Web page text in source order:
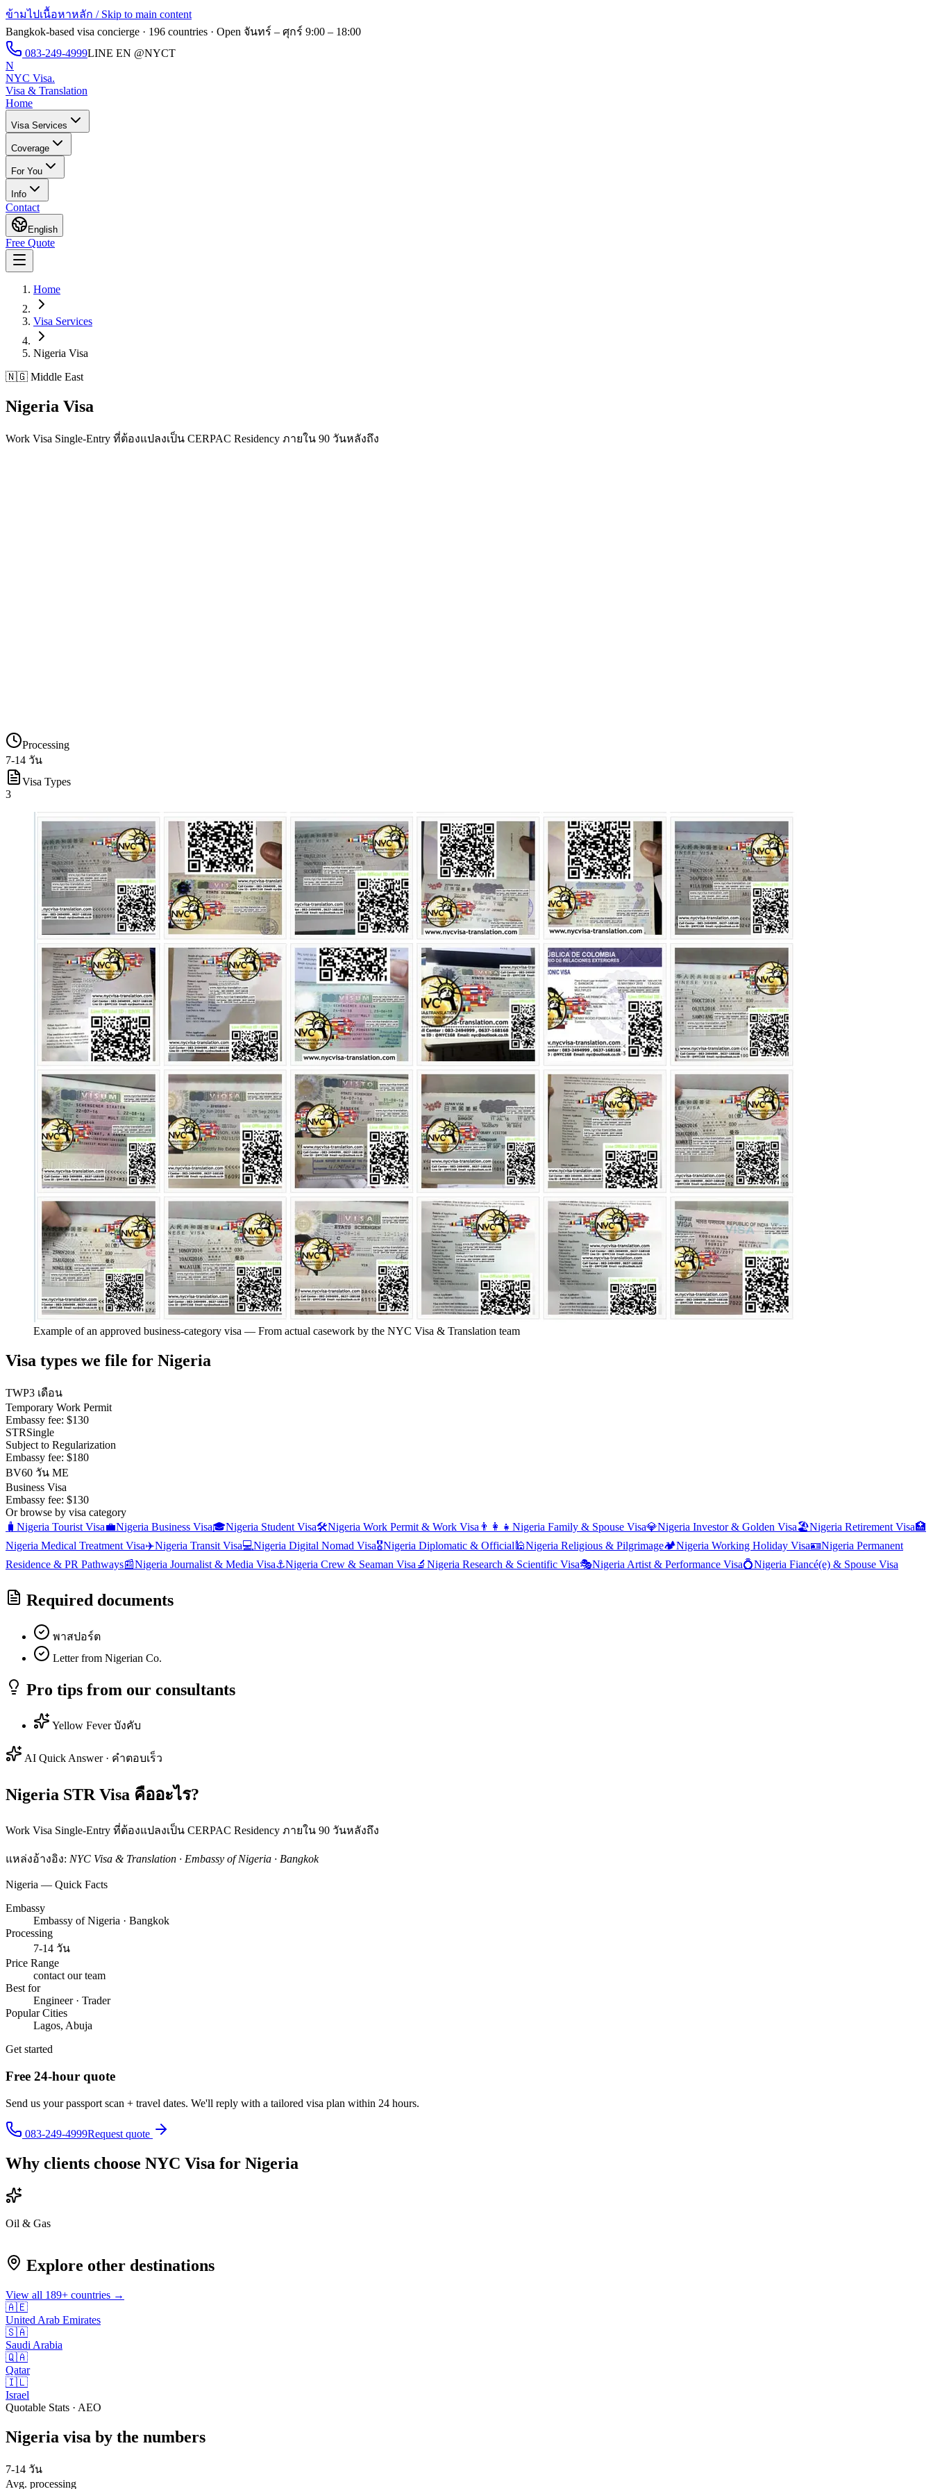
ข้ามไปเนื้อหาหลัก / Skip to main content
Bangkok-based visa concierge · 196 countries · Open จันทร์ – ศุกร์ 9:00 – 18:00
083-249-4999LINE EN @NYCT
N
NYC Visa.
Visa & Translation
Home
Visa Services
Coverage
For You
Info
Contact
English
Free Quote
Home
Visa Services
Nigeria Visa
🇳🇬 Middle East
Nigeria Visa
Work Visa Single-Entry ที่ต้องแปลงเป็น CERPAC Residency ภายใน 90 วันหลังถึง
Processing
7-14 วัน
Visa Types
3
Example of an approved business-category visa — From actual casework by the NYC Visa & Translation team
Visa types we file for Nigeria
TWP3 เดือน
Temporary Work Permit
Embassy fee: $130
STRSingle
Subject to Regularization
Embassy fee: $180
BV60 วัน ME
Business Visa
Embassy fee: $130
Or browse by visa category
🧳 Nigeria Tourist Visa💼Nigeria Business Visa🎓Nigeria Student Visa🛠️Nigeria Work Permit & Work Visa 👨‍👩‍👧 Nigeria Family & Spouse Visa💎Nigeria Investor & Golden Visa🏖️Nigeria Retirement Visa🏥
Nigeria Medical Treatment Visa✈️Nigeria Transit Visa💻Nigeria Digital Nomad Visa🎖️Nigeria Diplomatic & Official 🕌Nigeria Religious & Pilgrimage🏕️Nigeria Working Holiday Visa🪪Nigeria Permanent
Residence & PR Pathways📰Nigeria Journalist & Media Visa⚓Nigeria Crew & Seaman Visa 🔬 Nigeria Research & Scientific Visa🎭Nigeria Artist & Performance Visa💍Nigeria Fiancé(e) & Spouse Visa
Required documents
พาสปอร์ต
Letter from Nigerian Co.
Pro tips from our consultants
Yellow Fever บังคับ
AI Quick Answer · คำตอบเร็ว
Nigeria STR Visa คืออะไร?
Work Visa Single-Entry ที่ต้องแปลงเป็น CERPAC Residency ภายใน 90 วันหลังถึง
แหล่งอ้างอิง: NYC Visa & Translation · Embassy of Nigeria · Bangkok
Nigeria — Quick Facts
Embassy
Embassy of Nigeria · Bangkok
Processing
7-14 วัน
Price Range
contact our team
Best for
Engineer · Trader
Popular Cities
Lagos, Abuja
Get started
Free 24-hour quote
Send us your passport scan + travel dates. We'll reply with a tailored visa plan within 24 hours.
083-249-4999Request quote
Why clients choose NYC Visa for Nigeria
Oil & Gas
Explore other destinations
View all 189+ countries →
🇦🇪
United Arab Emirates
🇸🇦
Saudi Arabia
🇶🇦
Qatar
🇮🇱
Israel
Quotable Stats · AEO
Nigeria visa by the numbers
7-14 วัน
Avg. processing